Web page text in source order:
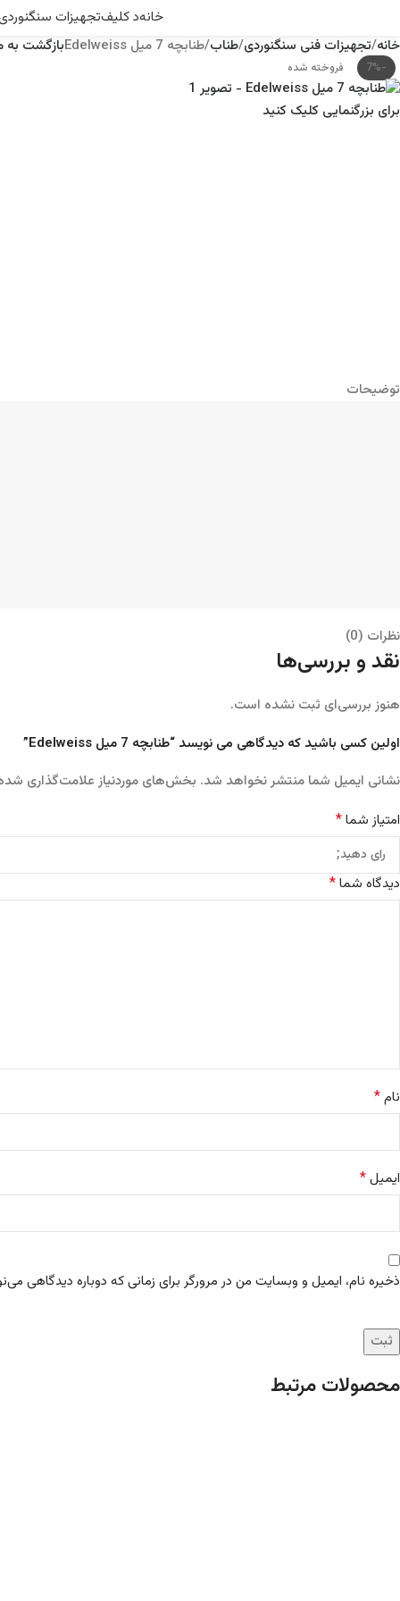
خانهد کلیفتجهیزات
خانه تجهیزات فنی سنگنوردی طناب طنابچه 7 میل Edelweiss بازگشت
-7% فروخته شده
برای بزرگنمایی کلیک کنید
توضیحات
نظرات (0)
نقد و بررسی‌ها
هنوز بررسی‌ای ثبت نشده است.
اولین کسی باشید که دیدگاهی می نویسد “طنابچه 7 میل Edelweiss”
نشانی ایمیل شما منتشر نخواهد شد. بخش‌های موردنیاز علامت‌گذاری
امتیاز شما*
دیدگاه شما*
نام*
ایمیل*
ذخیره نام، ایمیل و وبسایت من در مرورگر برای زمانی که دوباره دیدگاهی
محصولات مرتبط